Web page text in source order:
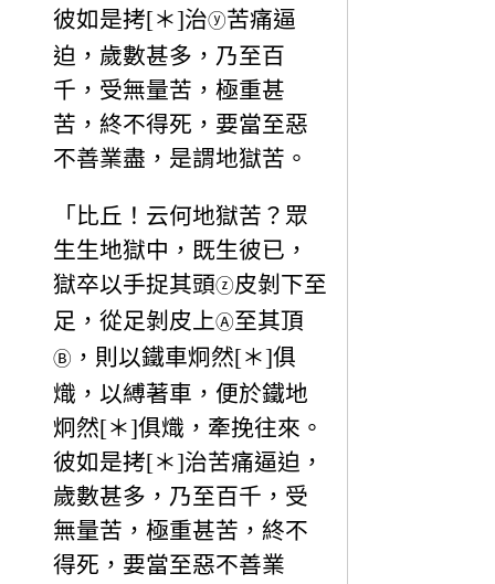
彼如是拷[＊]治ⓨ苦痛逼
迫，歲數甚多，乃至百
千，受無量苦，極重甚
苦，終不得死，要當至惡
不善業盡，是謂地獄苦。
「比丘！云何地獄苦？眾
生生地獄中，既生彼已，
獄卒以手捉其頭ⓩ皮剝下至
足，從足剝皮上Ⓐ至其頂
Ⓑ ，則以鐵車炯然[＊]俱
熾，以縛著車，便於鐵地
炯然[＊]俱熾，牽挽往來。
彼如是拷[＊]治苦痛逼迫，
歲數甚多，乃至百千，受
無量苦，極重甚苦，終不
得死，要當至惡不善業